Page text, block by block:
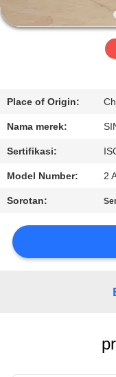
TUR
KONTROL
KUALITAS
KAMI
MINTA
KUTIPAN
KEBIJAKAN
Place of Origin:
Nama merek:
Sertifikasi:
Model Number: 2
Sorotan: